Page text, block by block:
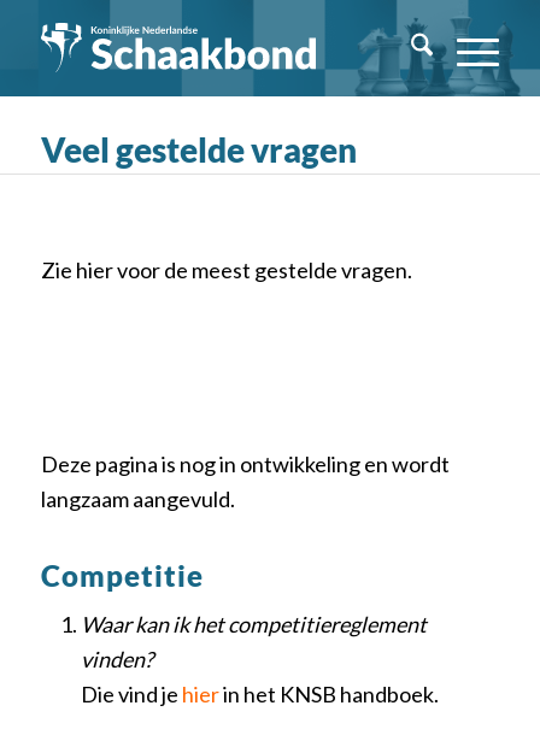
Veel gestelde vragen
Zie hier voor de meest gestelde vragen.
Deze pagina is nog in ontwikkeling en wordt
langzaam aangevuld.
Competitie
Waar kan ik het competitiereglement
vinden?
Die vind je hierin het KNSB handboek.